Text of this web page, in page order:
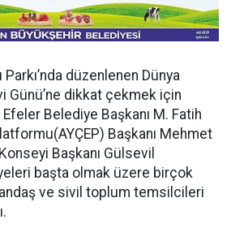
düzenlenen Dünya
Günü’ne dikkat çekmek için
Belediye Başkanı M. Fatih
Başkanı Mehmet
Başkanı Gülsevil
başta olmak üzere birçok
ve sivil toplum temsilcileri